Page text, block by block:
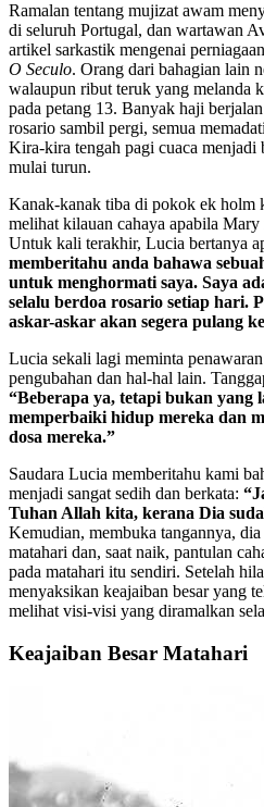
Ramalan tentang mujizat awam
di seluruh Portugal, dan wartawan
artikel sarkastik mengenai
O Seculo. Orang dari bahagian lain
walaupun ribut teruk yang melanda
pada petang 13. Banyak haji
rosario sambil pergi, semua
Kira-kira tengah pagi cuaca menjadi
mulai turun.
Kanak-kanak tiba di pokok ek holm
melihat kilauan cahaya apabila
Untuk kali terakhir, Lucia bertanya
memberitahu anda bahawa
untuk menghormati saya. Saya
selalu berdoa rosario setiap hari.
askar-askar akan segera pulang
Lucia sekali lagi meminta
pengubahan dan hal-hal lain.
“Beberapa ya, tetapi bukan yang
memperbaiki hidup mereka dan
dosa mereka.”
Saudara Lucia memberitahu kami
menjadi sangat sedih dan berkata:
Tuhan Allah kita, kerana Dia
Kemudian, membuka tangannya,
matahari dan, saat naik, pantulan
pada matahari itu sendiri. Setelah
menyaksikan keajaiban besar yang
melihat visi-visi yang diramalkan
Keajaiban Besar Matahari